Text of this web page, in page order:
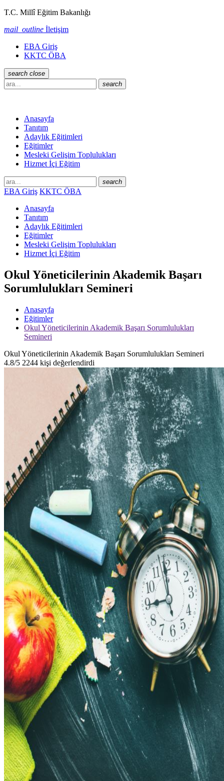
T.C. Millî Eğitim Bakanlığı
mail_outline İletişim
EBA Giriş
KKTC ÖBA
search close
search
Anasayfa
Tanıtım
Adaylık Eğitimleri
Eğitimler
Mesleki Gelişim Toplulukları
Hizmet İçi Eğitim
search
EBA Giriş KKTC ÖBA
Anasayfa
Tanıtım
Adaylık Eğitimleri
Eğitimler
Mesleki Gelişim Toplulukları
Hizmet İçi Eğitim
Okul Yöneticilerinin Akademik Başarı
Sorumlulukları Semineri
Anasayfa
Eğitimler
Okul Yöneticilerinin Akademik Başarı Sorumlulukları
Semineri
Okul Yöneticilerinin Akademik Başarı Sorumlulukları Semineri
4.8/5 2244 kişi değerlendirdi